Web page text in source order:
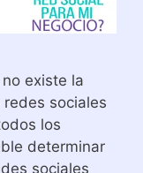
existe la
sociales
los
determinar
sociales